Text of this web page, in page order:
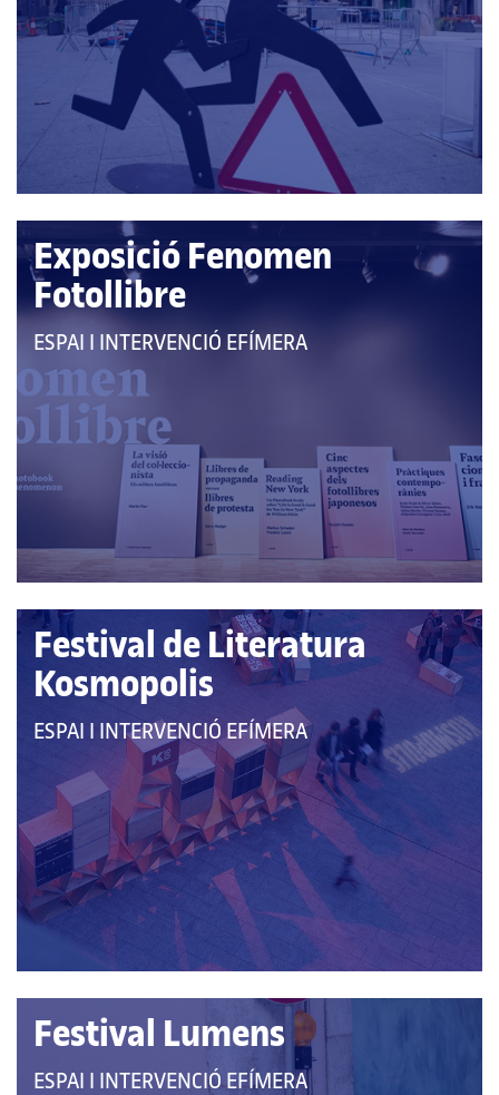
A
LES
CATEGORIES:
Exposició Fenomen
Fotollibre
QUE
PERTANY
A
LES
CATEGORIES:
ESPAI I INTERVENCIÓ EFÍMERA
Festival de Literatura
Kosmopolis
QUE
PERTANY
LES
CATEGORIES:
ESPAI I INTERVENCIÓ EFÍMERA
Festival Lumens
QUE
ESPAI I INTERVENCIÓ EFÍMERA